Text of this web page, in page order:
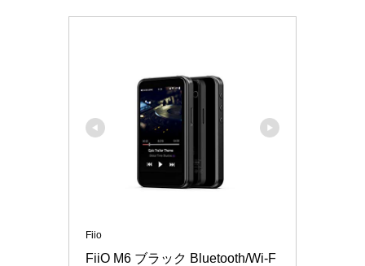
Fiio
FiiO M6 ブラック Bluetooth/Wi-F